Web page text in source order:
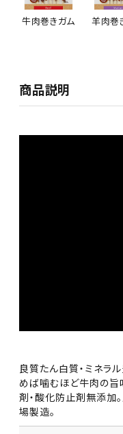
牛肉巻きガム 羊肉巻
商品説明
良質たん白質・ミネラ
めば噛むほど牛肉の旨
剤・酸化防止剤無添加
場製造。